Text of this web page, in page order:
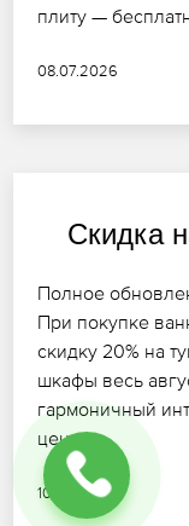
плиту —
08.07.2026
Скидка
Полное
При покупке
скидку 20% на
шкафы весь
гармоничный
цене.
10.07.2026